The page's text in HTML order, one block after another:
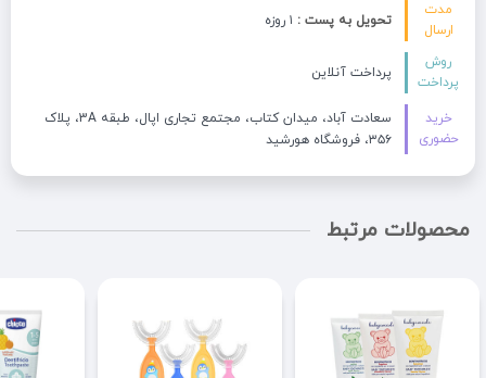
مدت
ارسال
تحویل به پست :
روش
پرداخت
پرداخت آنلاین
خرید
حضوری
سعادت آباد، میدان کتاب، مجتمع تجاری اپال، طبقه 3A، پلاک
۳۵۶، فروشگاه هورشید
محصولات مرتبط